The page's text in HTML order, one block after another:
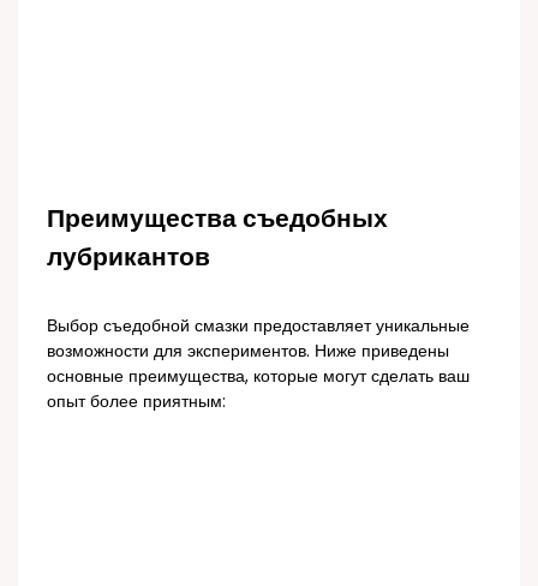
Преимущества съедобных
лубрикантов
Выбор съедобной смазки предоставляет уникальные
возможности для экспериментов. Ниже приведены
основные преимущества, которые могут сделать ваш
опыт более приятным: